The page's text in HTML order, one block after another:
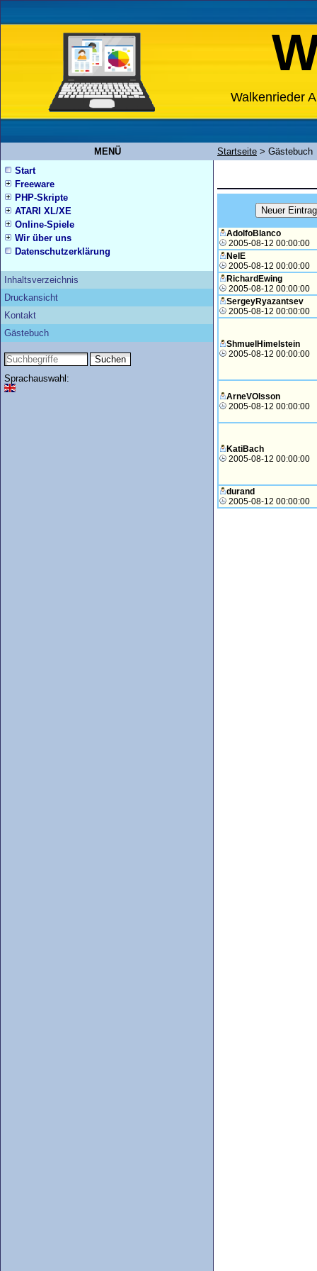
Walkenrieder
MENÜ Startseite > Gästebuch
Start
Freeware
PHP-Skripte
ATARI XL/XE
Online-Spiele
Wir über uns
Datenschutzerklärung
Inhaltsverzeichnis
Druckansicht
Kontakt
Gästebuch
Sprachauswahl:
AdolfoBlanco
2005-08-12 00:00:00
NelE
2005-08-12 00:00:00
RichardEwing
2005-08-12 00:00:00
SergeyRyazantsev
2005-08-12 00:00:00
ShmuelHimelstein
2005-08-12 00:00:00
ArneVOlsson
2005-08-12 00:00:00
KatiBach
2005-08-12 00:00:00
durand
2005-08-12 00:00:00